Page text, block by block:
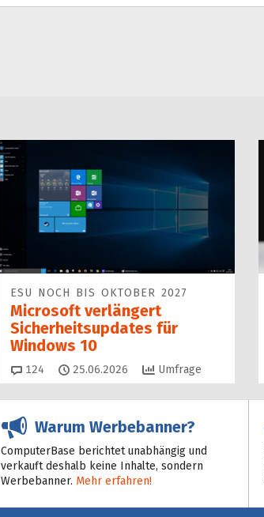
ESU NOCH BIS OKTOBER 2027
Microsoft verlängert
Sicherheitsupdates für
Windows 10
124 Kommentare
25.06.2026 Umfrage
Warum Werbebanner?
ComputerBase berichtet unabhängig und
verkauft deshalb keine Inhalte, sondern
Werbebanner. Mehr erfahren!